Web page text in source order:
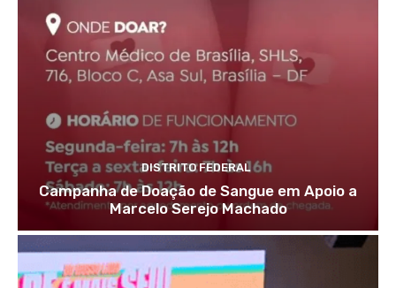
DISTRITO FEDERAL
Campanha de Doação de Sangue em Apoio a
Marcelo Serejo Machado